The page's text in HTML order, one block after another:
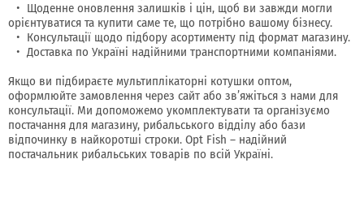
Щоденне оновлення залишків і цін, щоб ви завжди могли
орієнтуватися та купити саме те, що потрібно вашому бізнесу.
Консультації щодо підбору асортименту під формат магазину.
Доставка по Україні надійними транспортними компаніями.
Якщо ви підбираєте мультиплікаторні котушки оптом,
оформлюйте замовлення через сайт або зв’яжіться з нами для
консультації. Ми допоможемо укомплектувати та організуємо
постачання для магазину, рибальського відділу або бази
відпочинку в найкоротші строки. Opt Fish – надійний
постачальник рибальських товарів по всій Україні.